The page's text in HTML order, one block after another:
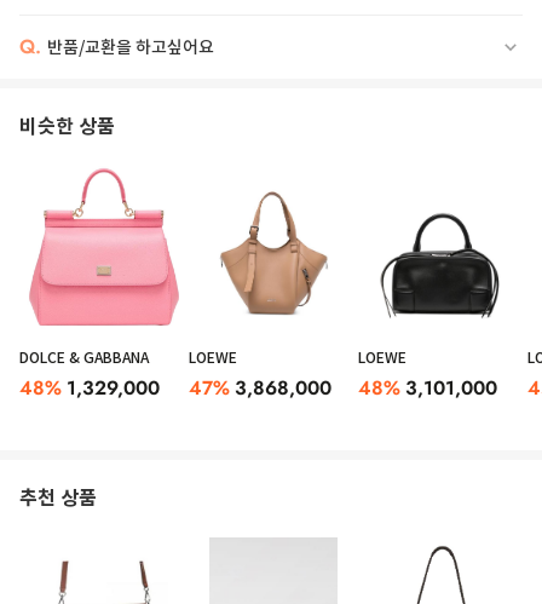
Q. 반품/교환을 하고싶어요
비슷한 상품
DOLCE & GABBANA
48% 1,329,000
LOEWE
47% 3,868,000
LOEWE
48% 3,101,000
추천 상품